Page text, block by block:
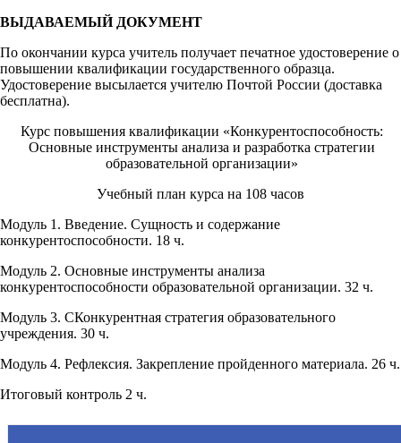
ВЫДАВАЕМЫЙ ДОКУМЕНТ
По окончании курса учитель получает печатное удостоверение о
повышении квалификации государственного образца.
Удостоверение высылается учителю Почтой России (доставка
бесплатна).
Курс повышения квалификации «Конкурентоспособность:
Основные инструменты анализа и разработка стратегии
образовательной организации»
Учебный план курса на 108 часов
Модуль 1. Введение. Сущность и содержание
конкурентоспособности. 18 ч.
Модуль 2. Основные инструменты анализа
конкурентоспособности образовательной организации. 32 ч.
Модуль 3. СКонкурентная стратегия образовательного
учреждения. 30 ч.
Модуль 4. Рефлексия. Закрепление пройденного материала. 26 ч.
Итоговый контроль 2 ч.